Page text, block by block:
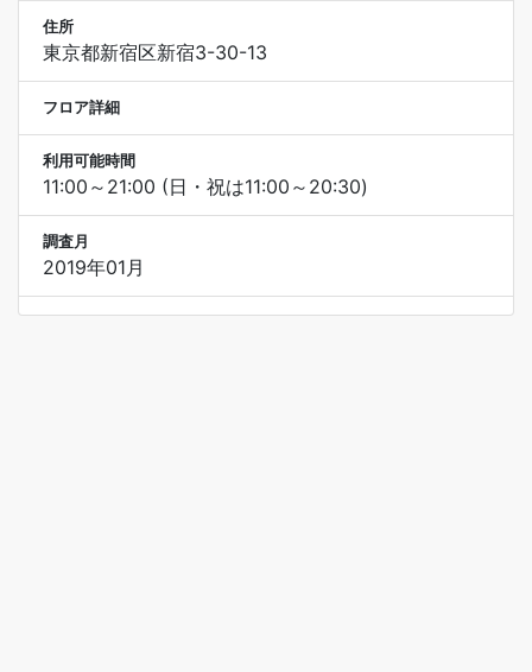
住所
東京都新宿区新宿3-30-13
フロア詳細
利用可能時間
11:00～21:00 (日・祝は11:00～20:30)
調査月
2019年01月